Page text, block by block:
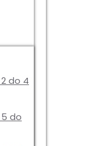
do 4
do